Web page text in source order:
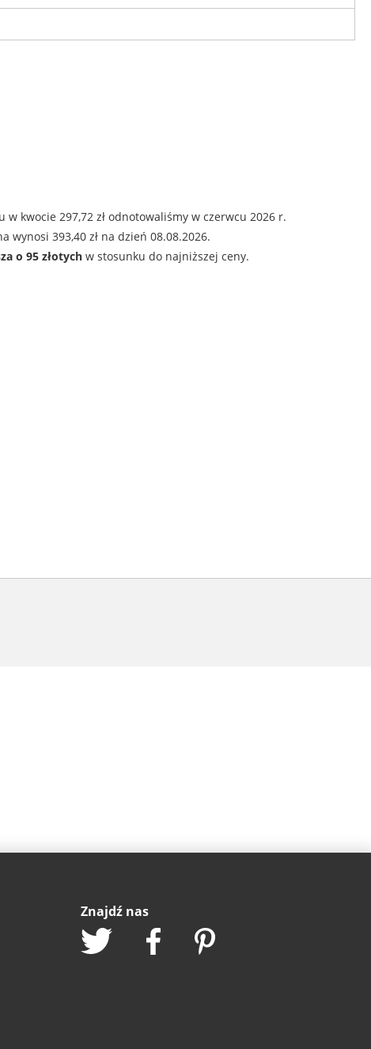
kwocie 297,72 zł odnotowaliśmy w czerwcu 2026 r.
wynosi 393,40 zł na dzień 08.08.2026.
o 95 złotych w stosunku do najniższej ceny.
Znajdź nas